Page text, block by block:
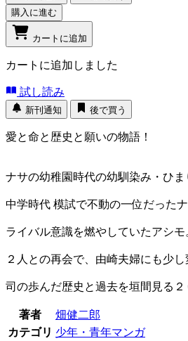
購入に進む
カートに追加
カートに追加しました
試し読み
新刊通知 後で買う
愛と命と歴史と願いの物語！
ナサの幼稚園時代の幼馴染み・ひま
中学時代 模試で不動の一位だった
ライバル意識を燃やしていたアシモ
２人との再会で、由崎夫婦にも少
司の歩んだ歴史と過去を垣間見る２
著者
畑健二郎
カテゴリ 少年・青年マンガ